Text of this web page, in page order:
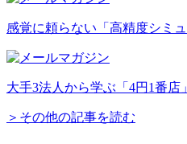
感覚に頼らない「高精度シミュ
大手3法人から学ぶ「4円1番店
＞その他の記事を読む